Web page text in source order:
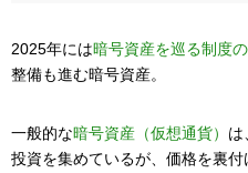
2025年には暗号資産を巡る制度
整備も進む暗号資産。
一般的な暗号資産（仮想通貨） は
投資を集めているが、価格を裏